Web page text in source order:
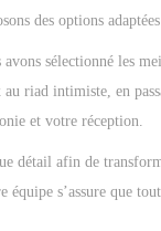
des options
sélectionné les
riad intimiste, en
et votre réception.
détail afin de
équipe s’assure que